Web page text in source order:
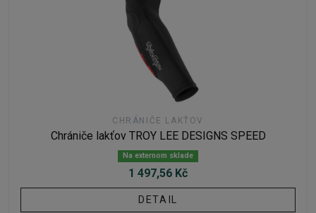
CHRÁNIČE LAKŤOV
Chrániče lakťov TROY LEE DESIGNS SPEED
Na externom sklade
1 497,56 Kč
DETAIL